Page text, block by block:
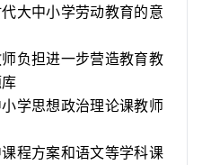
代大中小学劳动教育的意
师负担进一步营造教育教
小学思想政治理论课教师
课程方案和语文等学科课